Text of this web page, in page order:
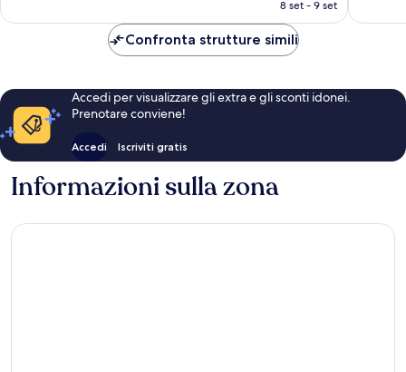
CHF 256
8 set - 9 set
Confronta strutture simili
Accedi per visualizzare gli extra e gli sconti idonei.
Prenotare conviene!
Accedi Iscriviti gratis
Informazioni sulla zona